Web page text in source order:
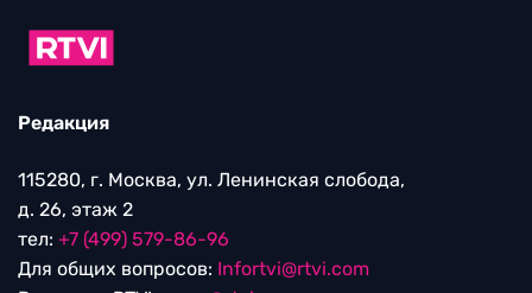
Редакция
115280, г. Москва, ул. Ленинская слобода,
д. 26, этаж 2
тел: +7 (499) 579-86-96
Для общих вопросов: Infortvi@rtvi.com